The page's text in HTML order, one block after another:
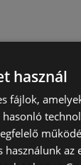
használ
fájlok,